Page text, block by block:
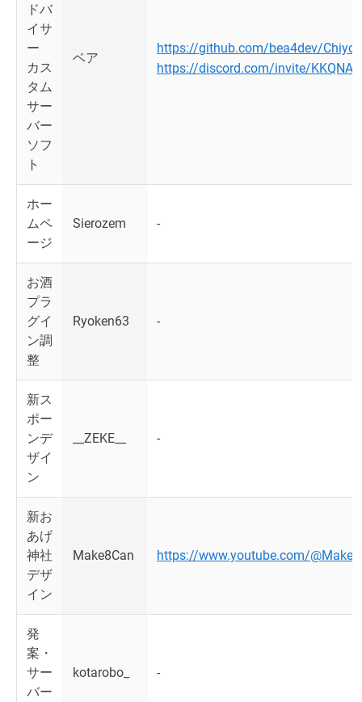
ドバ
イサ
ー
カス
タム
サー
バー
ソフ
ト
ベア
https://github.com/bea4dev/
https://discord.com/invite/
ホー
ムペ
ージ
Sierozem -
お酒
プラ
グイ
ン調
整
Ryoken63 -
新ス
ポー
ンデ
ザイ
ン
__ZEKE__ -
新お
あげ
神社
デザ
イン
Make8Can https://www.youtube.com/
発
案・
サー
バー
kotarobo_ -